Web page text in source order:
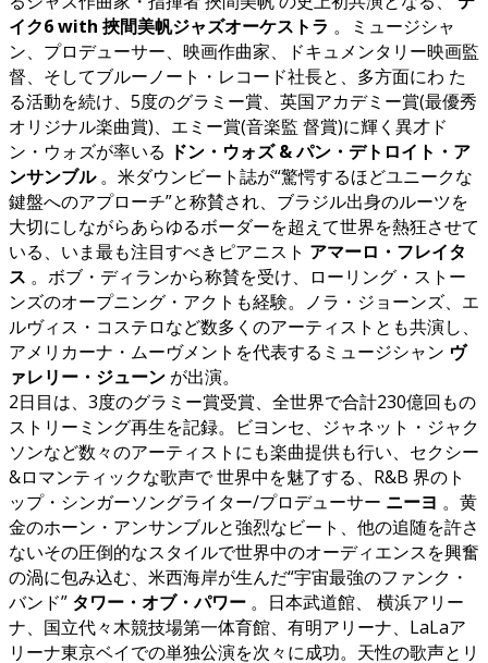
イク6 with 挾間美帆ジャズオーケストラ 。ミュージシャ
ン、プロデューサー、映画作曲家、ドキュメンタリー映画監
督、そしてブルーノート・レコード社⻑と、多方面にわ た
る活動を続け、5度のグラミー賞、英国アカデミー賞(最優秀
オリジナル楽曲賞)、エミー賞(音楽監 督賞)に輝く異才ド
ン・ウォズが率いる ドン・ウォズ & パン・デトロイト・ア
ンサンブル。米ダウンビート誌が“驚愕するほどユニークな
鍵盤へのアプローチ”と称賛され、ブラジル出身のルーツを
大切にしながらあらゆるボーダーを超えて世界を熱狂させて
いる、いま最も注目すべきピアニスト アマーロ・フレイタ
ス 。ボブ・ディランから称賛を受け、ローリング・ストー
ンズのオープニング・アクトも経験。ノラ・ジョーンズ、エ
ルヴィス・コステロなど数多くのアーティストとも共演し、
アメリカーナ・ムーヴメントを代表するミュージシャン ヴ
ァレリー・ジューン が出演。
2日目は、3度のグラミー賞受賞、全世界で合計230億回もの
ストリーミング再生を記録。ビヨンセ、ジャネット・ジャク
ソンなど数々のアーティストにも楽曲提供も行い、セクシー
&ロマンティックな歌声で 世界中を魅了する、R&B 界のト
ップ・シンガーソングライター/プロデューサー ニーヨ 。黄
金のホーン・アンサンブルと強烈なビート、他の追随を許さ
ないその圧倒的なスタイルで世界中のオーディエンスを興奮
の渦に包み込む、米西海岸が生んだ“宇宙最強のファンク・
バンド” タワー・オブ・パワー 。日本武道館、 横浜アリー
ナ、国立代々木競技場第一体育館、有明アリーナ、LaLaア
リーナ東京ベイでの単独公演を次々に成功。天性の歌声とリ